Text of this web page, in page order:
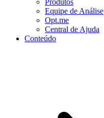
Produtos
Equipe de Análise
Opt.me
Central de Ajuda
Conteúdo